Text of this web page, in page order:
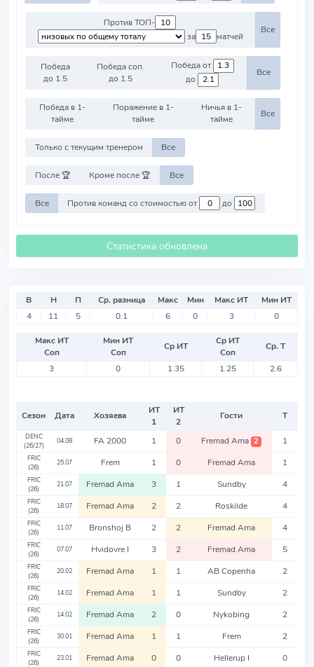
Против ТОП-
за
матчей
Все
Победа
до 1.5
Победа соп.
до 1.5
Победа от
до
Все
Победа в 1-
тайме
Поражение в 1-
тайме
Ничья в 1-
тайме
Все
Только с текущим тренером Все
После 🏆 Кроме после 🏆 Все
Все Против команд со стоимостью от до
Статистика обновлена
В Н П Ср. разница Макс Мин Макс ИТ
Мин ИТ
4
11 5 0.1 6 0 3 0
Макс ИТ
Соп
Мин ИТ
Соп
Ср ИТ
Ср ИТ
Соп
Ср. Т
3
0 1.35 1.25 2.6
Сезон Дата Хозяева
ИТ
1
ИТ
2
Гости Т
DENC
(26/27)
04.08 FA 2000 1 0 Fremad Ama 2 1
FRIC
(26)
25.07 Frem 1 0 Fremad Ama 1
FRIC
(26)
21.07 Fremad Ama 3 1 Sundby 4
FRIC
(26)
18.07 Fremad Ama 2 2 Roskilde 4
FRIC
(26)
11.07 Bronshoj B 2 2 Fremad Ama 4
FRIC
(26)
07.07 Hvidovre I 3 2 Fremad Ama 5
FRIC
(26)
20.02 Fremad Ama 1 1 AB Copenha 2
FRIC
(26)
14.02 Fremad Ama 1 1 Sundby 2
FRIC
(26)
14.02 Fremad Ama 2 0 Nykobing 2
FRIC
(26)
30.01 Fremad Ama 1 1 Frem 2
FRIC
(26)
23.01 Fremad Ama 0 0 Hellerup I 0